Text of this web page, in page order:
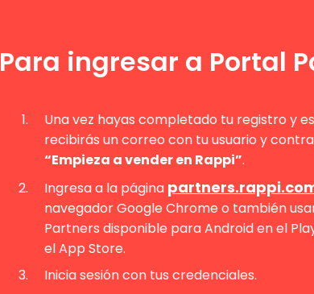
Para ingresar a Portal
Una vez hayas completado tu registro y
recibirás un correo con tu usuario y
“Empieza a vender en Rappi”.
Ingresa a la página
navegador Google Chrome o también
Partners disponible para Android en el
el App Store.
Inicia sesión con tus credenciales.